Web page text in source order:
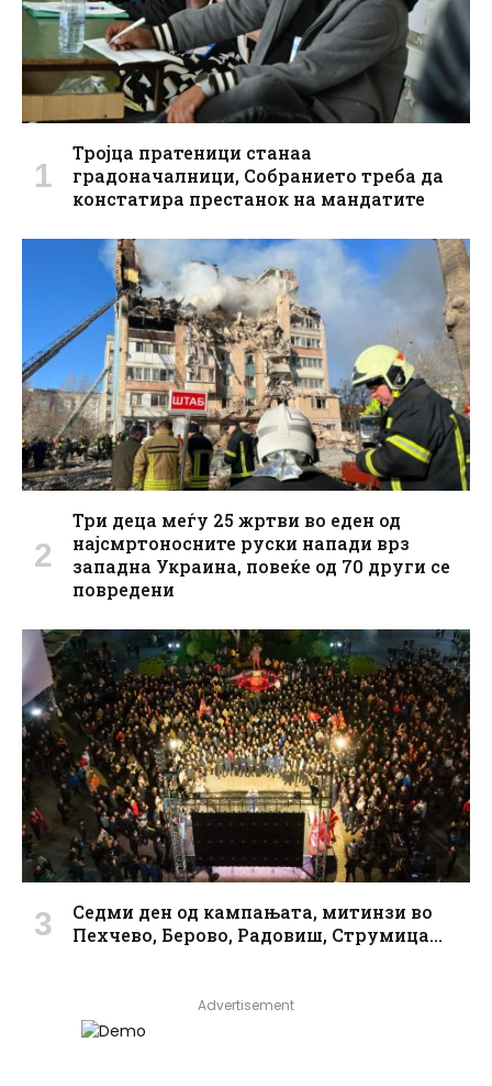
Тројца пратеници станаа
градоначалници, Собранието треба да
констатира престанок на мандатите
Три деца меѓу 25 жртви во еден од
најсмртоносните руски напади врз
западна Украина, повеќе од 70 други се
повредени
Седми ден од кампањата, митинзи во
Пехчево, Берово, Радовиш, Струмица…
Advertisement